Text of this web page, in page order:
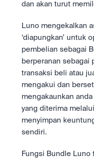
dan akan turut
Luno mengekalkan
‘diapungkan’ untuk
pembelian sebagai
berperanan sebagai
transaksi beli atau
mengakui dan
mengakaunkan
yang diterima
menyimpan
sendiri.
Fungsi Bundle Luno